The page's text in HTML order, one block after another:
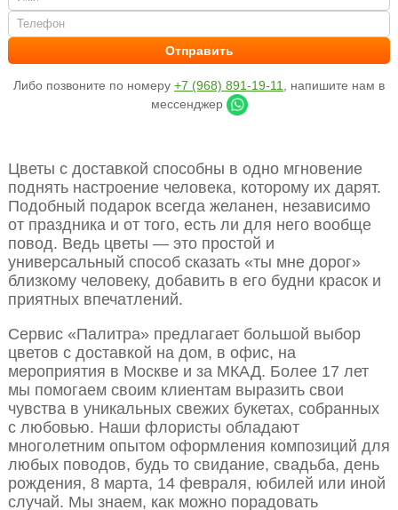
Либо позвоните по номеру +7 (968) 891-19-11
, напишите нам в
мессенджер
Цветы с доставкой способны в одно мгновение
поднять настроение человека, которому их дарят.
Подобный подарок всегда желанен, независимо
от праздника и от того, есть ли для него вообще
повод. Ведь цветы — это простой и
универсальный способ сказать «ты мне дорог»
близкому человеку, добавить в его будни красок и
приятных впечатлений.
Сервис «Палитра» предлагает большой выбор
цветов с доставкой на дом, в офис, на
мероприятия в Москве и за МКАД. Более 17 лет
мы помогаем своим клиентам выразить свои
чувства в уникальных свежих букетах, собранных
с любовью. Наши флористы обладают
многолетним опытом оформления композиций для
любых поводов, будь то свидание, свадьба, день
рождения, 8 марта, 14 февраля, юбилей или иной
случай. Мы знаем, как можно порадовать